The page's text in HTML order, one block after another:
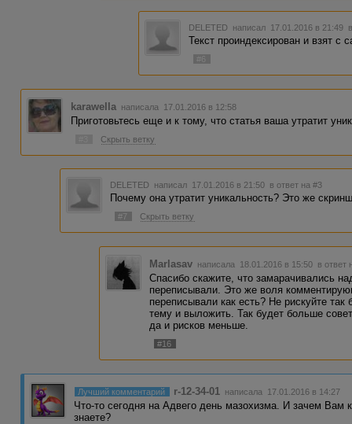
DELETED написал 17.01.2016 в 21:49
Текст проиндексирован и взят с
#6
karawella написала 17.01.2016 в 12:58
Приготовьтесь еще и к тому, что статья ваша утратит
Скрыть ветку
DELETED написал 17.01.2016 в 21:50 в ответ на #3
Почему она утратит уникальность? Это же
#7 Скрыть ветку
Marlasav написала 18.01.2016 в 15:50 в ответ
Спасибо скажите, что замарачивались
переписывали. Это же воля
переписывали как есть? Не рискуйте
тему и выложить. Так будет больше
да и рисков меньше.
#16
Лучший комментарий r-12-34-01 написала 17.01.2016 в 14:27
Что-то сегодня на Адвего день мазохизма. И зачем
знаете?